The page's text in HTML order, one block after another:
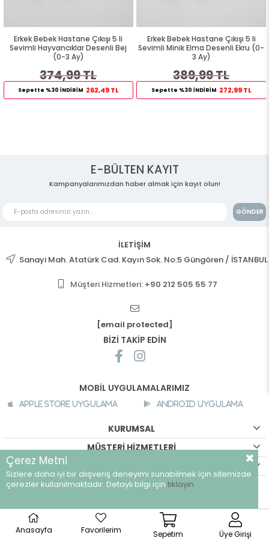
Erkek Bebek Hastane Çıkışı 5 li
Sevimli Hayvancıklar Desenli Bej
(0-3 Ay)
374,99 TL
Sepette %30 İNDİRİM 262,49 TL
Erkek Bebek Hastane Çıkışı 5 li
Sevimli Minik Elma Desenli Ekru (0-
3 Ay)
389,99 TL
Sepette %30 İNDİRİM 272,99 TL
E-BÜLTEN KAYIT
Kampanyalarımızdan haber almak için kayıt olun!
GÖNDER
İLETİŞİM
Sanayi Mah. Atatürk Cad. Kayın Sok. No:5 Güngören / İSTANBUL
Müşteri Hizmetleri: +90 212 505 55 77
[email protected]
BİZİ TAKİP EDİN
MOBİL UYGULAMALARIMIZ
Apple Store Uygulama Android Uygulama
KURUMSAL
MÜŞTERİ HİZMETLERİ
©breeze.com.tr - Tüm hakları saklıdır.
Anasayfa Favorilerim Sepetim Üye Girişi
Çerez Metni
Sizlere daha iyi bir alışveriş deneyimi sunabilmek için sitemizde
çerezler kullanılmaktadır. Detaylı bilgi için tıklayın